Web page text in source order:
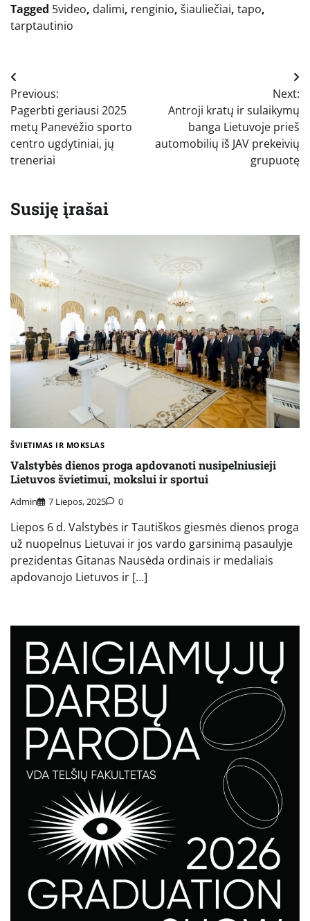
Tagged 5video, dalimi, renginio, šiauliečiai, tapo,
tarptautinio
Navigacija
tarp
įrašų
Previous:
Pagerbti geriausi 2025
metų Panevėžio sporto
centro ugdytiniai, jų
treneriai
Next:
Antroji kratų ir sulaikymų
banga Lietuvoje prieš
automobilių iš JAV prekeivių
grupuotę
Susiję įrašai
ŠVIETIMAS IR MOKSLAS
Valstybės dienos proga apdovanoti nusipelniusieji
Lietuvos švietimui, mokslui ir sportui
Admin 7 Liepos, 2025 0
Liepos 6 d. Valstybės ir Tautiškos giesmės dienos proga
už nuopelnus Lietuvai ir jos vardo garsinimą pasaulyje
prezidentas Gitanas Nausėda ordinais ir medaliais
apdovanojo Lietuvos ir […]